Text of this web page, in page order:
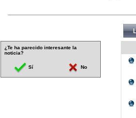
¿Te ha parecido interesante la
noticia?
Sí No